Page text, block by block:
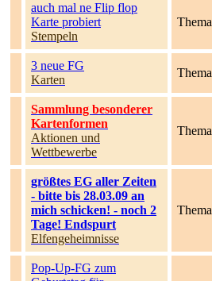
auch mal ne Flip flop
Karte probiert
Stempeln
Thema
3 neue FG
Karten
Thema
Sammlung besonderer
Kartenformen
Aktionen und
Wettbewerbe
Thema
größtes EG aller Zeiten
- bitte bis 28.03.09 an
mich schicken! - noch 2
Tage! Endspurt
Elfengeheimnisse
Thema
Pop-Up-FG zum